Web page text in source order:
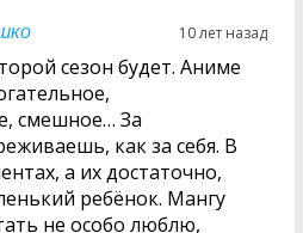
10 лет назад
сезон будет. Аниме
смешное… За
как за себя. В
а их достаточно,
ребёнок. Мангу
не особо люблю,